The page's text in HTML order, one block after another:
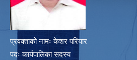
प्रवक्ताको नामः केशर परियार
पदः कार्यपालिका सदस्य